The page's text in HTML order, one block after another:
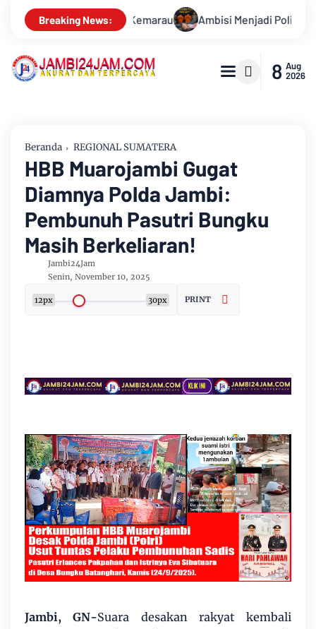
Breaking News:
Ambisi Menjadi Polisi Dimanfaatkan Oknum, Dua Anggota
8 Aug
2026
Beranda REGIONAL SUMATERA
HBB Muarojambi Gugat
Diamnya Polda Jambi:
Pembunuh Pasutri Bungku
Masih Berkeliaran!
Jambi24Jam
Senin, November 10, 2025
12px 30px PRINT
Jambi, GN-Suara desakan rakyat kembali